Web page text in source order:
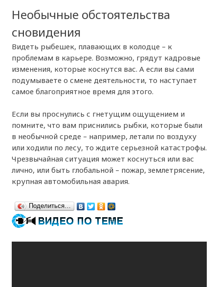
Необычные обстоятельства
сновидения
Видеть рыбешек, плавающих в колодце – к
проблемам в карьере. Возможно, грядут кадровые
изменения, которые коснутся вас. А если вы сами
подумываете о смене деятельности, то наступает
самое благоприятное время для этого.
Если вы проснулись с гнетущим ощущением и
помните, что вам приснились рыбки, которые были
в необычной среде – например, летали по воздуху
или ходили по лесу, то ждите серьезной катастрофы.
Чрезвычайная ситуация может коснуться или вас
лично, или быть глобальной – пожар, землетрясение,
крупная автомобильная авария.
Поделиться…